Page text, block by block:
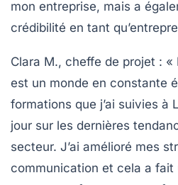
mon entreprise, mais a
crédibilité en tant
Clara M., cheffe de projet : «
est un monde en constante
formations que j’ai suivies à
jour sur les dernières
secteur. J’ai amélioré mes
communication et cela a fait